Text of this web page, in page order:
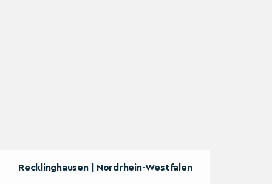
Recklinghausen | Nordrhein-Westfalen